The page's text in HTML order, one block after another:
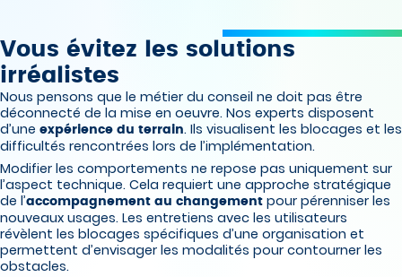
Vous évitez les solutions
irréalistes
Nous pensons que le métier du conseil ne doit pas être
déconnecté de la mise en oeuvre. Nos experts disposent
d’une expérience du terrain. Ils visualisent les blocages et les
difficultés rencontrées lors de l’implémentation.
Modifier les comportements ne repose pas uniquement sur
l’aspect technique. Cela requiert une approche stratégique
de l’accompagnement au changement pour pérenniser les
nouveaux usages. Les entretiens avec les utilisateurs
révèlent les blocages spécifiques d’une organisation et
permettent d’envisager les modalités pour contourner les
obstacles.